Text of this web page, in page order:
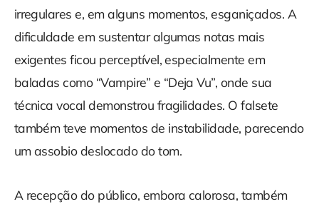
irregulares e, em alguns momentos, esganiçados. A
dificuldade em sustentar algumas notas mais
exigentes ficou perceptível, especialmente em
baladas como “Vampire” e “Deja Vu”, onde sua
técnica vocal demonstrou fragilidades. O falsete
também teve momentos de instabilidade, parecendo
um assobio deslocado do tom.
A recepção do público, embora calorosa, também